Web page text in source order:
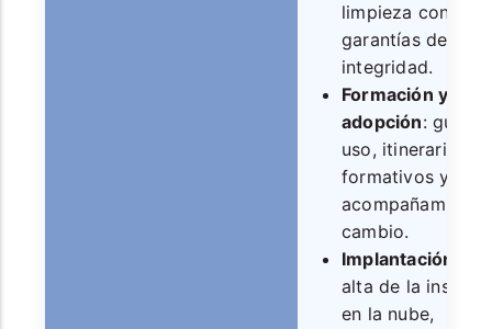
limpieza con
garantías de
integridad.
Formación y
adopción: guías
uso, itinerarios
formativos y
cambio.
Implantación
alta de la
en la nube,